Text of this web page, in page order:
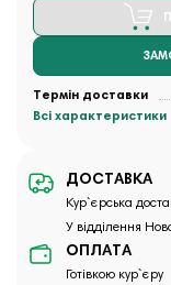
Термін доставки
Всі характеристики
ДОСТАВКА
Кур`єрська
У відділення
ОПЛАТА
Готівкою кур`єру